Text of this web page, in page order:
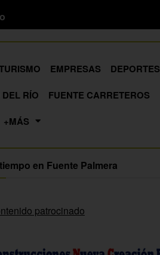
EMPRESAS
DEPORTES
RÍO
FUENTE CARRETEROS
+MÁS
en Fuente Palmera
patrocinado